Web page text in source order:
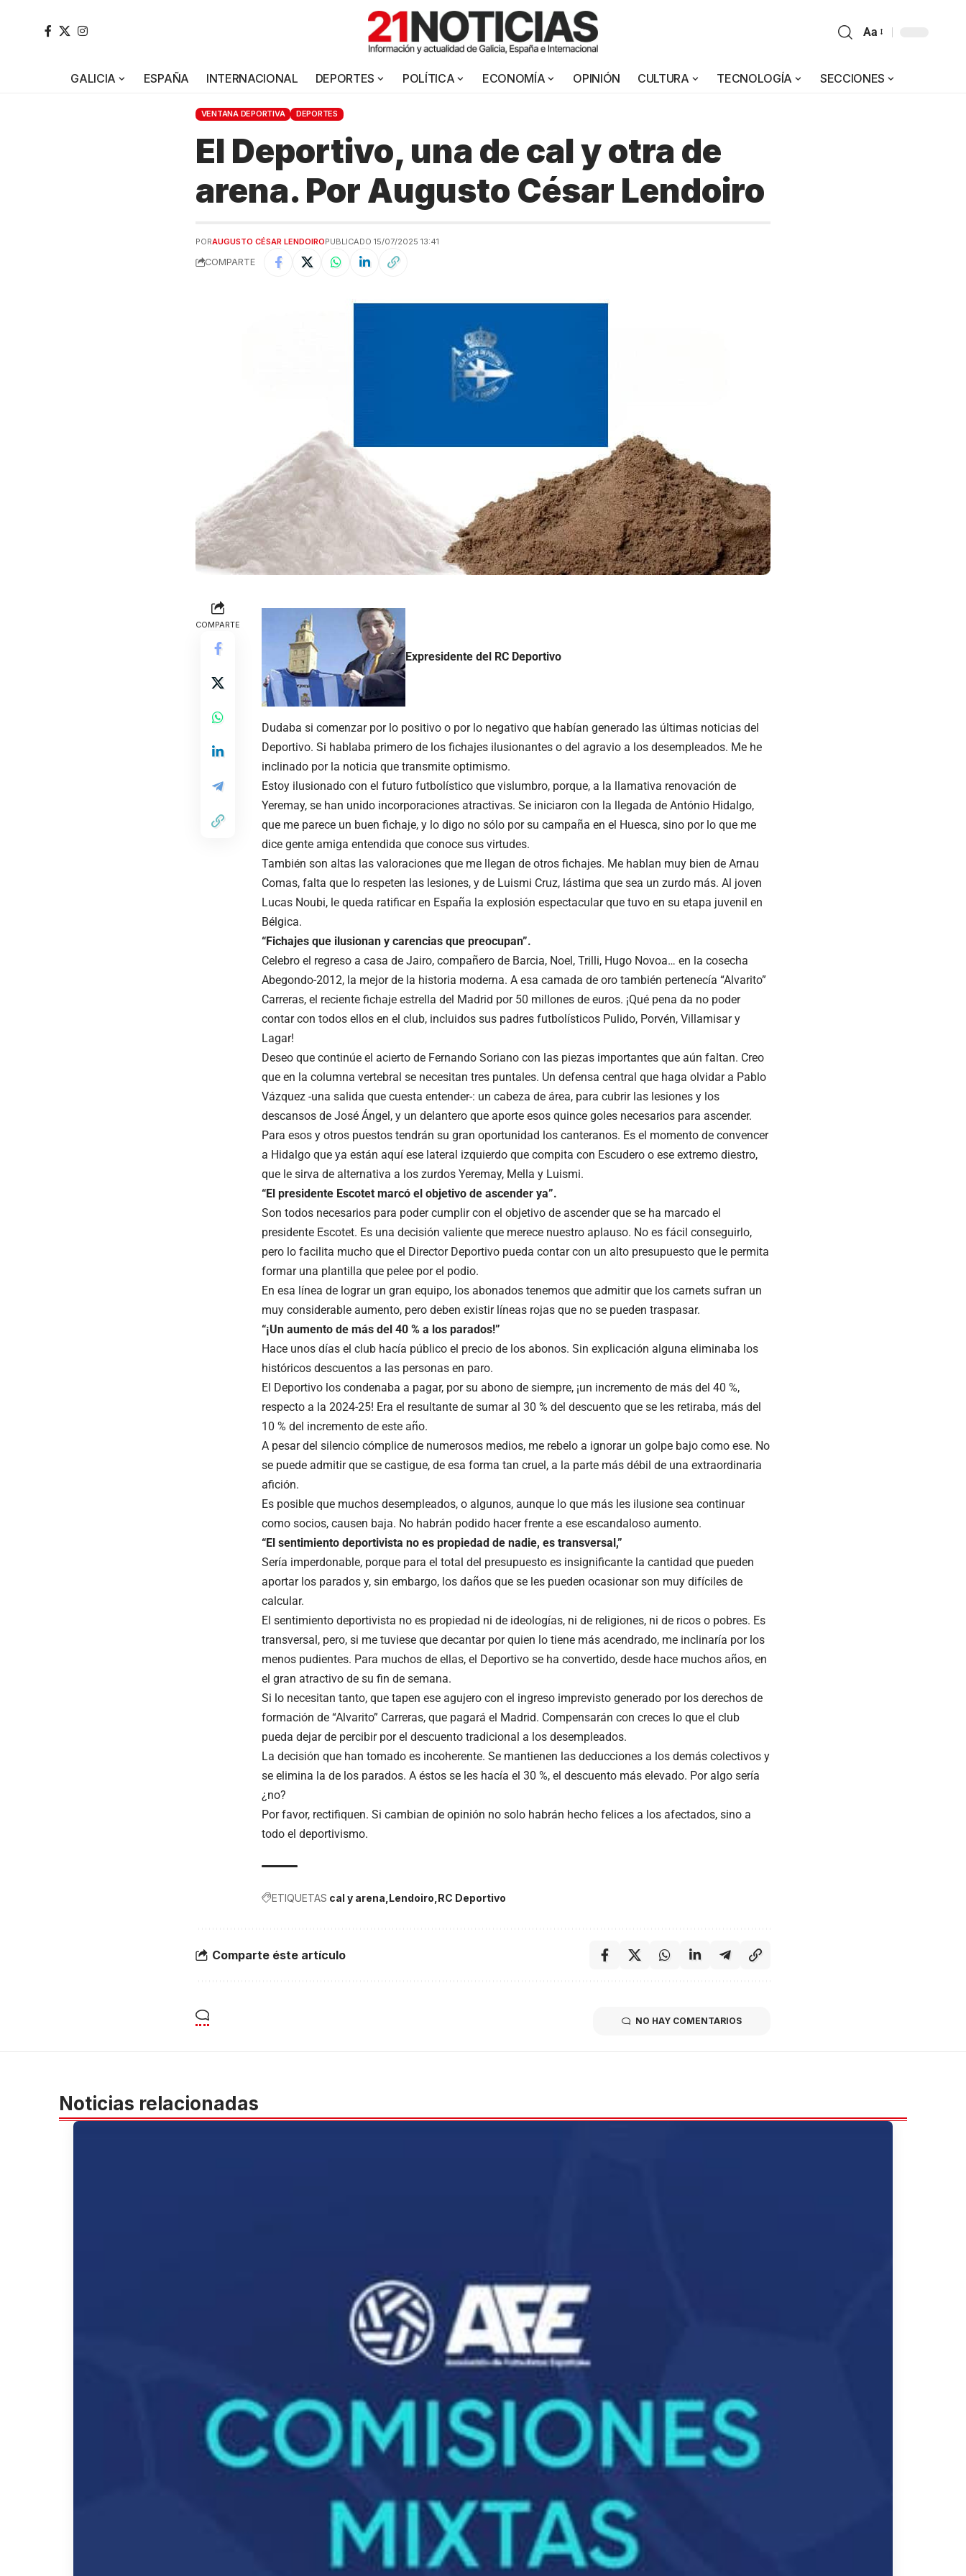
Aa
GALICIA ESPAÑA INTERNACIONAL DEPORTES POLÍTICA ECONOMÍA OPINIÓN CULTURA TECNOLOGÍA SECCIONES
VENTANA DEPORTIVA DEPORTES
El Deportivo, una de cal y otra de
arena. Por Augusto César Lendoiro
PORAUGUSTO CÉSAR LENDOIROPUBLICADO 15/07/2025 13:41
COMPARTE
COMPARTE
Expresidente del RC Deportivo
Dudaba si comenzar por lo positivo o por lo negativo que habían generado las últimas noticias del
Deportivo. Si hablaba primero de los fichajes ilusionantes o del agravio a los desempleados. Me he
inclinado por la noticia que transmite optimismo.
Estoy ilusionado con el futuro futbolístico que vislumbro, porque, a la llamativa renovación de
Yeremay, se han unido incorporaciones atractivas. Se iniciaron con la llegada de António Hidalgo,
que me parece un buen fichaje, y lo digo no sólo por su campaña en el Huesca, sino por lo que me
dice gente amiga entendida que conoce sus virtudes.
También son altas las valoraciones que me llegan de otros fichajes. Me hablan muy bien de Arnau
Comas, falta que lo respeten las lesiones, y de Luismi Cruz, lástima que sea un zurdo más. Al joven
Lucas Noubi, le queda ratificar en España la explosión espectacular que tuvo en su etapa juvenil en
Bélgica.
“Fichajes que ilusionan y carencias que preocupan”.
Celebro el regreso a casa de Jairo, compañero de Barcia, Noel, Trilli, Hugo Novoa… en la cosecha
Abegondo-2012, la mejor de la historia moderna. A esa camada de oro también pertenecía “Alvarito”
Carreras, el reciente fichaje estrella del Madrid por 50 millones de euros. ¡Qué pena da no poder
contar con todos ellos en el club, incluidos sus padres futbolísticos Pulido, Porvén, Villamisar y
Lagar!
Deseo que continúe el acierto de Fernando Soriano con las piezas importantes que aún faltan. Creo
que en la columna vertebral se necesitan tres puntales. Un defensa central que haga olvidar a Pablo
Vázquez -una salida que cuesta entender-: un cabeza de área, para cubrir las lesiones y los
descansos de José Ángel, y un delantero que aporte esos quince goles necesarios para ascender.
Para esos y otros puestos tendrán su gran oportunidad los canteranos. Es el momento de convencer
a Hidalgo que ya están aquí ese lateral izquierdo que compita con Escudero o ese extremo diestro,
que le sirva de alternativa a los zurdos Yeremay, Mella y Luismi.
“El presidente Escotet marcó el objetivo de ascender ya”.
Son todos necesarios para poder cumplir con el objetivo de ascender que se ha marcado el
presidente Escotet. Es una decisión valiente que merece nuestro aplauso. No es fácil conseguirlo,
pero lo facilita mucho que el Director Deportivo pueda contar con un alto presupuesto que le permita
formar una plantilla que pelee por el podio.
En esa línea de lograr un gran equipo, los abonados tenemos que admitir que los carnets sufran un
muy considerable aumento, pero deben existir líneas rojas que no se pueden traspasar.
“¡Un aumento de más del 40 % a los parados!”
Hace unos días el club hacía público el precio de los abonos. Sin explicación alguna eliminaba los
históricos descuentos a las personas en paro.
El Deportivo los condenaba a pagar, por su abono de siempre, ¡un incremento de más del 40 %,
respecto a la 2024-25! Era el resultante de sumar al 30 % del descuento que se les retiraba, más del
10 % del incremento de este año.
A pesar del silencio cómplice de numerosos medios, me rebelo a ignorar un golpe bajo como ese. No
se puede admitir que se castigue, de esa forma tan cruel, a la parte más débil de una extraordinaria
afición.
Es posible que muchos desempleados, o algunos, aunque lo que más les ilusione sea continuar
como socios, causen baja. No habrán podido hacer frente a ese escandaloso aumento.
“El sentimiento deportivista no es propiedad de nadie, es transversal,”
Sería imperdonable, porque para el total del presupuesto es insignificante la cantidad que pueden
aportar los parados y, sin embargo, los daños que se les pueden ocasionar son muy difíciles de
calcular.
El sentimiento deportivista no es propiedad ni de ideologías, ni de religiones, ni de ricos o pobres. Es
transversal, pero, si me tuviese que decantar por quien lo tiene más acendrado, me inclinaría por los
menos pudientes. Para muchos de ellas, el Deportivo se ha convertido, desde hace muchos años, en
el gran atractivo de su fin de semana.
Si lo necesitan tanto, que tapen ese agujero con el ingreso imprevisto generado por los derechos de
formación de “Alvarito” Carreras, que pagará el Madrid. Compensarán con creces lo que el club
pueda dejar de percibir por el descuento tradicional a los desempleados.
La decisión que han tomado es incoherente. Se mantienen las deducciones a los demás colectivos y
se elimina la de los parados. A éstos se les hacía el 30 %, el descuento más elevado. Por algo sería
¿no?
Por favor, rectifiquen. Si cambian de opinión no solo habrán hecho felices a los afectados, sino a
todo el deportivismo.
ETIQUETAS cal y arena Lendoiro RC Deportivo
Comparte éste artículo
NO HAY COMENTARIOS
Noticias relacionadas